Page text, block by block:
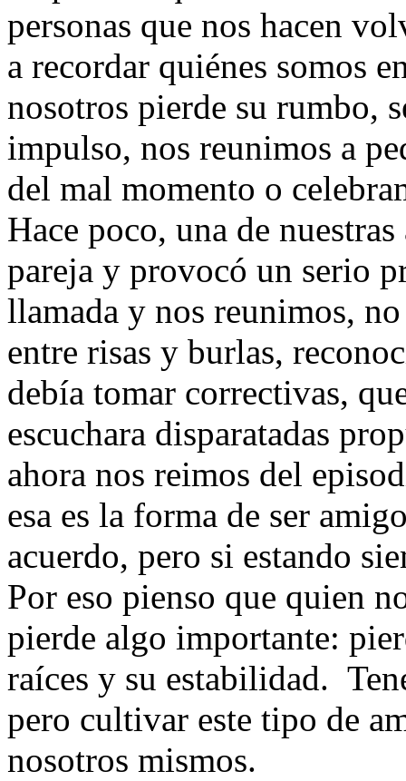
personas que nos hacen
a recordar quiénes somos
nosotros pierde su rumbo,
impulso, nos reunimos a
del mal momento o
Hace poco, una de
pareja y provocó un serio
llamada y nos reunimos,
entre risas y burlas,
debía tomar correctivas,
escuchara disparatadas
ahora nos reimos del
esa es la forma de ser
acuerdo, pero si estando
Por eso pienso que quien
pierde algo importante:
raíces y su estabilidad.
pero cultivar este tipo de
nosotros mismos.